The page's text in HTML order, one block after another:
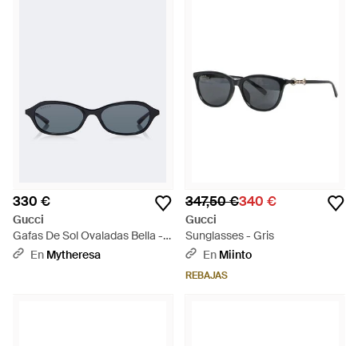
330 €
Gucci
Gafas De Sol Ovaladas Bella -
Negro
En Mytheresa
347,50 €340 €
Gucci
Sunglasses - Gris
En Miinto
REBAJAS